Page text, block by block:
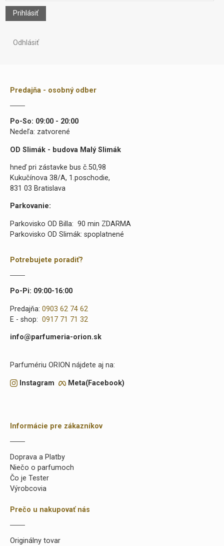
Prihlásiť
Odhlásiť
Predajňa - osobný odber
Po-So: 09:00 - 20:00
Nedeľa: zatvorené
OD Slimák - budova Malý Slimák
hneď pri zástavke bus č.50,98
Kukučínova 38/A, 1.poschodie,
831 03 Bratislava
Parkovanie:
Parkovisko OD Billa: 90 min ZDARMA
Parkovisko OD Slimák: spoplatnené
Potrebujete poradiť?
Po-Pi: 09:00-16:00
Predajňa: 0903 62 74 62
E - shop: 0917 71 71 32
info@parfumeria-orion.sk
Parfumériu ORION nájdete aj na:
Instagram Meta(Facebook)
Informácie pre zákazníkov
Doprava a Platby
Niečo o parfumoch
Čo je Tester
Výrobcovia
Prečo u nakupovať nás
Originálny tovar